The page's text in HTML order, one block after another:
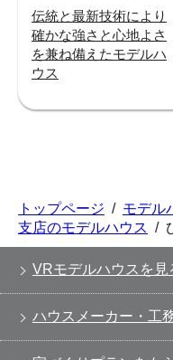
伝統と最新技術により
確かな強さと心地よさ
を兼ね備えたモデルハ
ウス
トップページ / モデル
支店のモデルハウス /
VRモデルハウスを見
ハウスメーカー・工